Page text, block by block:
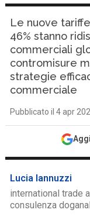
Le nuove
46% stanno
commerciali
contromisure
strategie
commerciale
Pubblicato il 4 apr
Lucia Iannuzzi
international trade
consulenza